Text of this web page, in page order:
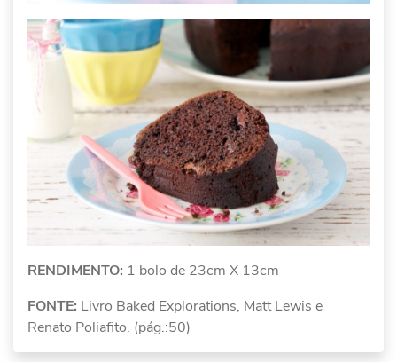
RENDIMENTO: 1 bolo de 23cm X 13cm
FONTE: Livro Baked Explorations, Matt Lewis e
Renato Poliafito. (pág.:50)